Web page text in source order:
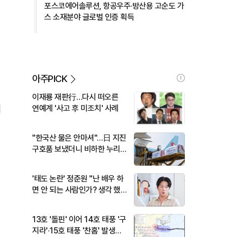
포스코에어솔루션, 항공우주·방산용 고순도 가
스 소재분야 글로벌 인증 획득
아주PICK
이재룡 재판行…다시 떠오른
연예계 '사고 후 미조치' 사례
"한국산 물은 안마셔"…日 지진
구호품 보냈더니 비하한 누리
'태도 논란' 정준원 "난 배우 하
면 안 되는 사람인가? 생각 했
13호 '돌핀' 이어 14호 태풍 '구
지라'·15호 태풍 '찬홈' 발생…